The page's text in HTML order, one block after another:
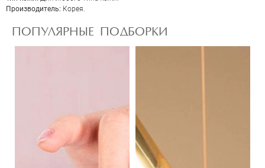
Производитель: Корея.
ПОПУЛЯРНЫЕ ПОДБОРКИ